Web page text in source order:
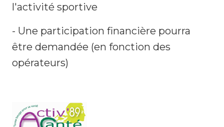
l'activité sportive
- Une participation financière pourra
être demandée (en fonction des
opérateurs)